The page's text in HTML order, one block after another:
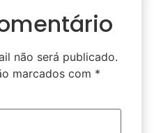
não será publicado.
marcados com *